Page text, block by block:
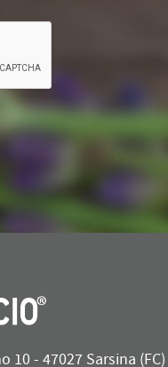
10 - 47027 Sarsina (FC)